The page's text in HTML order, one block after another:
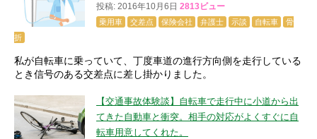
投稿: 2016年10月6日 2813ビュー
乗用車 交差点 保険会社 弁護士 示談 自転車
骨
折
私が自転車に乗っていて、丁度車道の進行方向側を走行している
とき信号のある交差点に差し掛かりました。
【交通事故体験談】自転車で走行中に小道から出
てきた自動車と衝突。相手の対応がよくすぐに自
転車用意してくれた。